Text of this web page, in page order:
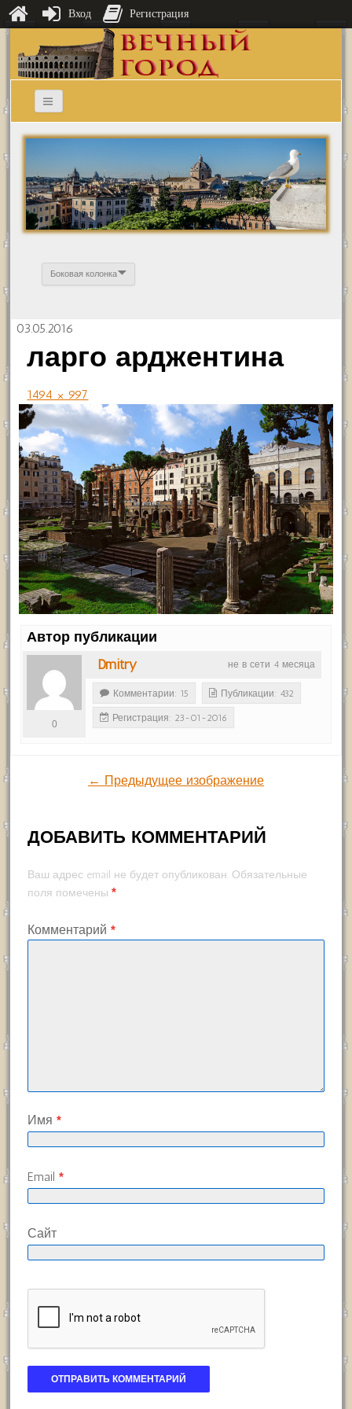
Боковая колонка
03.05.2016
ларго арджентина
1494 × 997
Автор публикации
не в сети 4 месяца
Dmitry
0
Комментарии: 15 Публикации: 432
Регистрация: 23-01-2016
← Предыдущее изображение
ДОБАВИТЬ КОММЕНТАРИЙ
Ваш адрес email не будет опубликован. Обязательные
поля помечены *
Комментарий *
Имя *
Email *
Сайт
Вход Регистрация